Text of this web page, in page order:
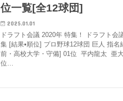
位一覧[全12球団]
2025.01.01
ドラフト会議 2020年 特集！ ドラフト会
集 [結果•順位] プロ野球12球団 巨人 指
前・高校大学・守備] 01位 平
位…